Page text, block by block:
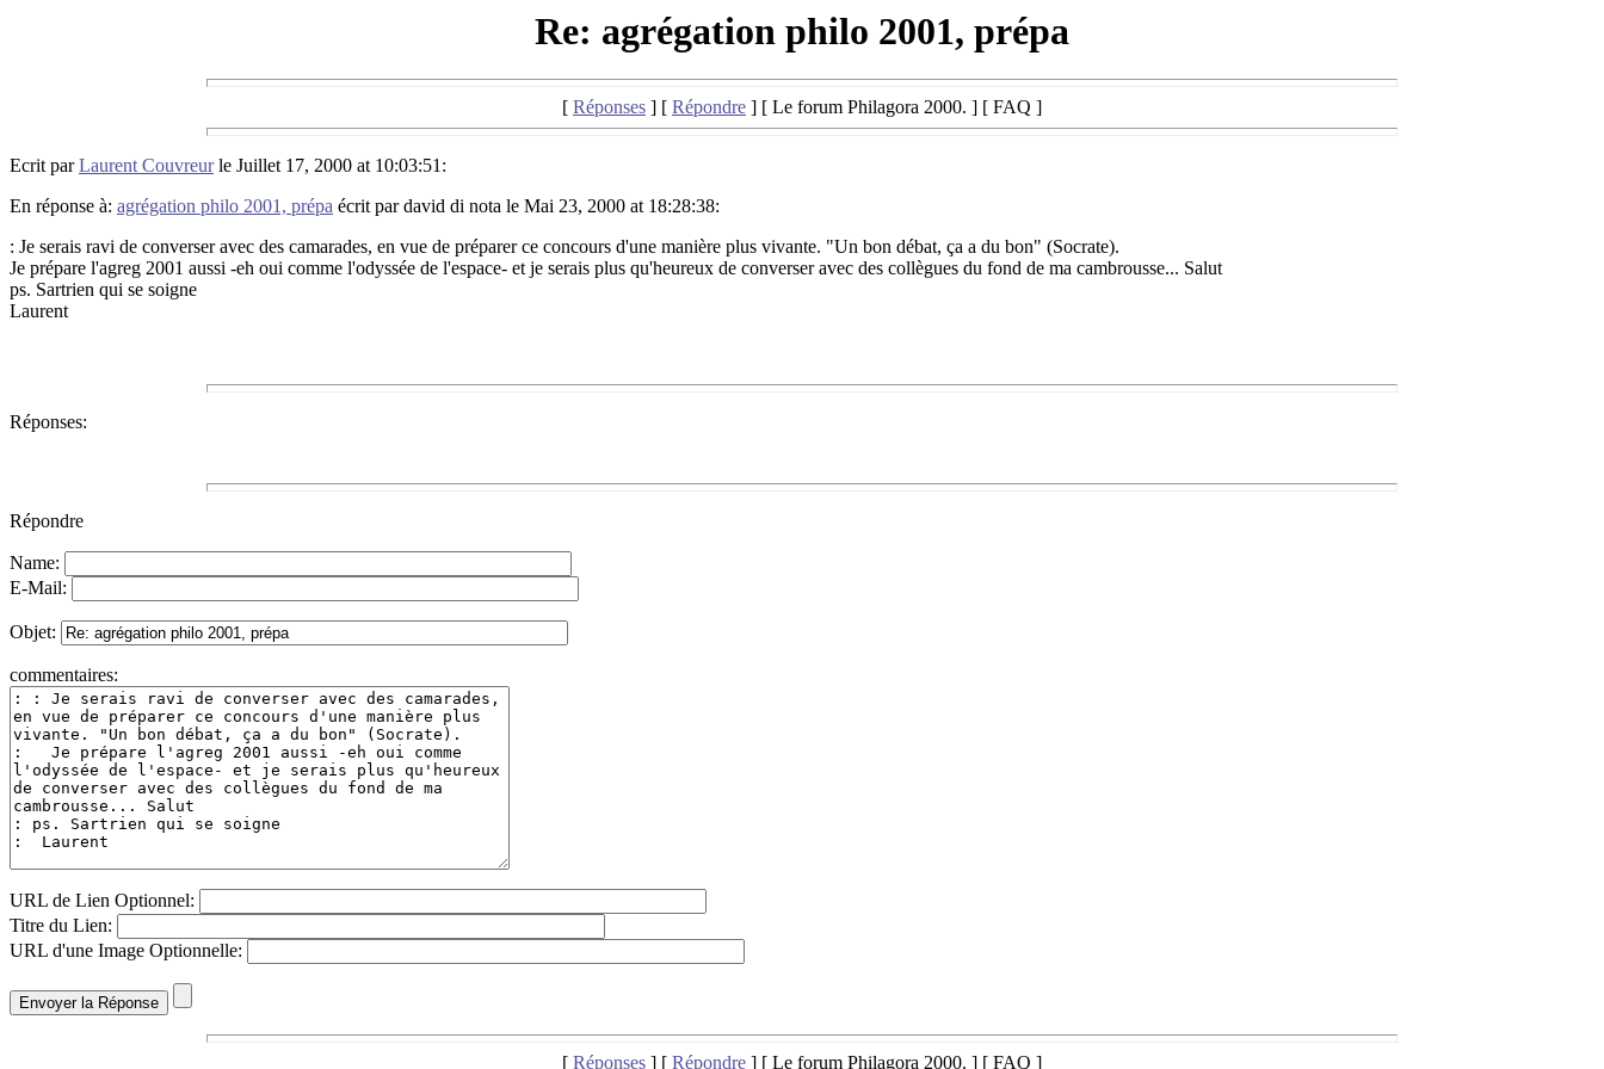
Re: agrégation philo 2001, prépa
[ Réponses ] [ Répondre ] [ Le forum Philagora 2000. ] [ FAQ ]
Ecrit parLaurent Couvreurle Juillet 17, 2000 at 10:03:51:
En réponse à: agrégation philo 2001, prépa écrit par david di nota le Mai 23, 2000 at 18:28:38:
: Je serais ravi de converser avec des camarades, en vue de préparer ce concours d'une manière plus vivante. "Un bon débat, ça a du bon" (Socrate).
Je prépare l'agreg 2001 aussi -eh oui comme l'odyssée de l'espace- et je serais plus qu'heureux de converser avec des collègues du fond de ma cambrousse... Salut
ps. Sartrien qui se soigne
Laurent
Réponses:
Répondre
Name:
E-Mail:
Objet:
commentaires:
URL de Lien Optionnel:
Titre du Lien:
URL d'une Image Optionnelle:
[ Réponses ] [ Répondre ] [ Le forum Philagora 2000. ] [ FAQ ]